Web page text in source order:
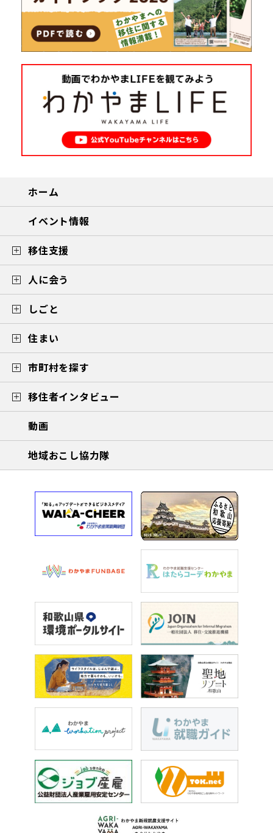
ホーム
イベント情報
移住支援
人に会う
しごと
住まい
市町村を探す
移住者インタビュー
動画
地域おこし協力隊